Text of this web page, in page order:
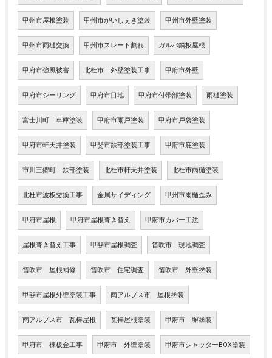
甲州市屋根塗装 甲州市がいしぇき塗装 甲州市外壁塗装
甲州市雨樋交換 甲州市スレート割れ ガルバ鋼板屋根
甲府市強風被害 北杜市 外壁塗装工事 甲府市外壁
甲府市シーリング 甲府市目地 甲府市付帯部塗装 雨樋塗装
富士川町 車庫塗装 甲府市雨戸塗装 甲府市戸袋塗装
甲府市軒天井塗装 甲斐市鉄部塗装工事 甲府市庇塗装
市川三郷町 鉄部塗装 北杜市軒天井塗装 北杜市雨樋塗装
北杜市波板交換工事 金属サイディング 甲州市雨樋歪み
甲府市屋根 甲府市屋根葺き替え 甲府市カバー工法
屋根葺き替え工事 甲斐市屋根調査 笛吹市 現地調査
笛吹市 屋根補修 笛吹市 住宅調査 笛吹市 外壁塗装
甲斐市屋根外壁塗装工事 南アルプス市 屋根塗装
南アルプス市 瓦棒屋根 瓦棒屋根塗装 甲府市 塀塗装
甲府市 棟板金工事 甲府市 外壁塗装 甲府市シャッターBOX塗装